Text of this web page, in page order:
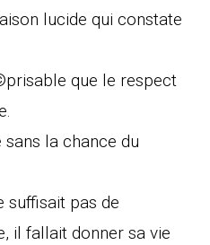
lucide qui constate
que le respect
la chance du
suffisait pas de
il fallait donner sa vie